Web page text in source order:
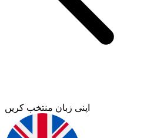
اپنی زبان منتخب کریں